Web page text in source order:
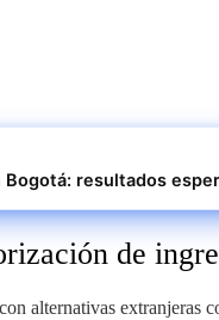
resultados
de
alternativas extranjeras